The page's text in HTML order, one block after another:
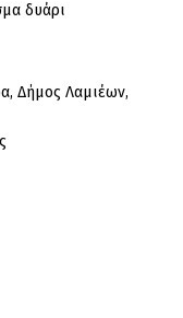
δυάρι
Δήμος Λαμιέων,